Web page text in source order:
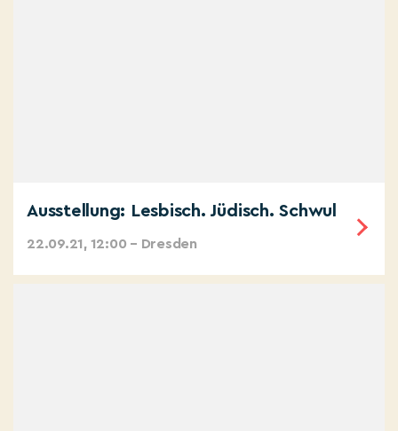
Ausstellung: Lesbisch. Jüdisch. Schwul
22.09.21, 12:00 – Dresden